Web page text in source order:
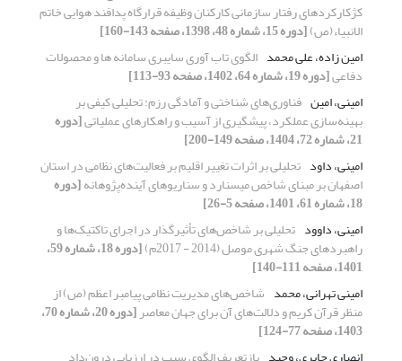
کژکارکردهای رفتار سازمانی کارکنان وظیفه قرارگاه پدافند هوایی خاتم
الانبیاء(ص)[دوره 15، شماره 48، 1398، صفحه 143-160]
امین زاده، علی محمد الگوی تاب آوری سایبری سامانه ها و محصولات
دفاعی[دوره 19، شماره 64، 1402، صفحه 93-113]
امینی، امین فناوری‌های شناختی و آمادگی رزم: تحلیلی کیفی بر
بهینه‌سازی عملکرد، پیشگیری از آسیب و راهکارهای عملیاتی[دوره
21، شماره 72، 1404، صفحه 149-200]
امینی، داود ‌تحلیلی بر اثرات تغییر اقلیم بر فعالیت‌های نظامی در استان
اصفهان بر مبنای شاخص میسنارد و سناریوهای آینده‌پژوهانه[دوره
18، شماره 61، 1401، صفحه 5-26]
امینی، داوود تحلیلی بر شاخص‌های تأثیرگذار در اجرای تاکتیک‌ها و
راهبردهای جنگ شهری موصل (2014 - 2017م) [دوره 18، شماره 59،
1401، صفحه 111-140]
امینی تهرانی، محمد شاخص‌های مدیریت نظامی پیامبر اعظم (ص) از
منظر قرآن کریم و دلالت‌های آن برای جهان معاصر [دوره 20، شماره 70،
1403، صفحه 77-124]